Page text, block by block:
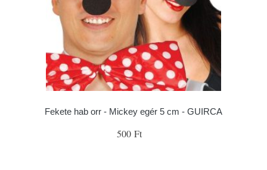
Fekete hab orr - Mickey egér 5 cm - GUIRCA
500 Ft